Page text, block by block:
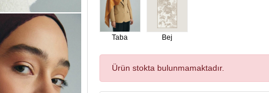
Taba Bej
Ürün stokta bulunmamaktadır.